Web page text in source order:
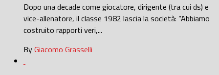
Dopo una decade come giocatore, dirigente (tra cui ds) e
vice-allenatore, il classe 1982 lascia la società: “Abbiamo
costruito rapporti veri,...
ByGiacomo Grasselli